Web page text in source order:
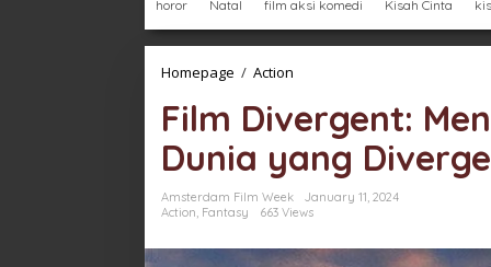
horor Natal film aksi komedi Kisah Cinta
Homepage / Action
Menemukan
Identitas
dalam
Dunia
yang
Divergen
Film Divergent:
Dunia yang
Amsterdam Film Week
January 11, 2024
Action, Fantasy 663 Views